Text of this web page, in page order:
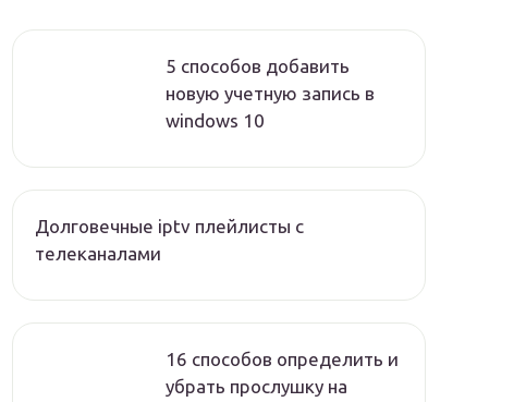
5 способов добавить
новую учетную запись в
windows 10
Долговечные iptv плейлисты с
телеканалами
16 способов определить и
убрать прослушку на